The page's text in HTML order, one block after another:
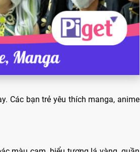
Các bạn trẻ yêu thích manga, anime